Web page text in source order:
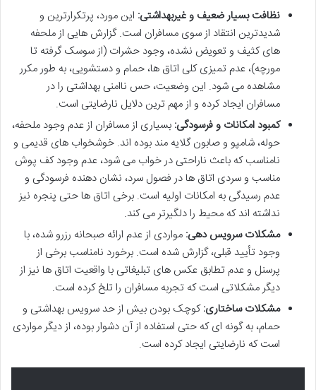
نظافت بسیار ضعیف و غیربهداشتی: این مورد، پرتکرارترین و
شدیدترین انتقاد از سوی مسافران است. گزارش هایی از ملحفه
های کثیف و تعویض نشده، وجود حشرات (از سوسک گرفته تا
مورچه)، عدم تمیزی کلی اتاق ها، حمام و دستشویی، به طور مکرر
مشاهده می شود. این وضعیت، حس ناامنی بهداشتی را در
مسافران ایجاد کرده و از مهم ترین دلایل نارضایتی است.
کمبود امکانات و فرسودگی: بسیاری از مسافران از عدم وجود ملحفه،
حوله، شامپو و صابون گلایه مند بوده اند. خوشخواب های قدیمی و
نامناسب که باعث ناراحتی در خواب می شود، عدم وجود کف پوش
مناسب و سردی اتاق ها در فصول سرد، نشان دهنده فرسودگی و
عدم رسیدگی به امکانات اولیه است. برخی اتاق ها حتی پنجره نیز
نداشته اند که محیط را دلگیرتر می کند.
مشکلات سرویس دهی: مواردی از عدم ارائه صبحانه رزرو شده، با
وجود تأیید قبلی، گزارش شده است. برخورد نامناسب برخی از
پرسنل و عدم تطابق عکس های تبلیغاتی با واقعیت اتاق ها نیز از
دیگر مشکلاتی است که تجربه مسافران را تلخ کرده است.
مشکلات ساختاری:کوچک بودن بیش از حد سرویس بهداشتی و
حمام، به گونه ای که حتی استفاده از آن دشوار بوده، از دیگر مواردی
است که نارضایتی ایجاد کرده است.